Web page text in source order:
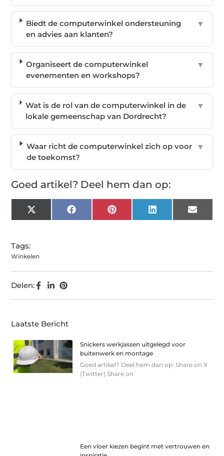
Biedt de computerwinkel ondersteuning
en advies aan klanten?
▼
Organiseert de computerwinkel
evenementen en workshops?
▼
Wat is de rol van de computerwinkel in de
lokale gemeenschap van Dordrecht?
▼
Waar richt de computerwinkel zich op voor
de toekomst?
▼
Goed artikel? Deel hem dan op:
X
(Twitter)
FacebookPinterest LinkedIn Email
Tags:
Winkelen
Delen:
Laatste Bericht
Snickers werkjassen uitgelegd voor
buitenwerk en montage
Goed artikel? Deel hem dan op: Share on X
(Twitter) Share on
Een vloer kiezen begint met vertrouwen en